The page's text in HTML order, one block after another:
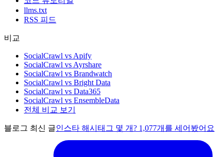
llms.txt
RSS 피드
비교
SocialCrawl vs Apify
SocialCrawl vs Ayrshare
SocialCrawl vs Brandwatch
SocialCrawl vs Bright Data
SocialCrawl vs Data365
SocialCrawl vs EnsembleData
전체 비교 보기
블로그 최신 글인스타 해시태그 몇 개? 1,077개를 세어봤어요